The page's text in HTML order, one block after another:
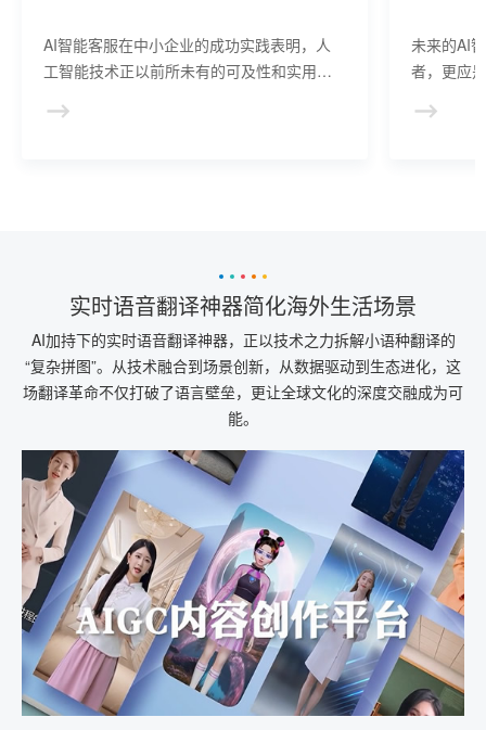
AI智能客服在中小企业的成功实践表明，人
工智能技术正以前所未有的可及性和实用
优势，实现可持续发展。
未来的AI
者，更应
的数字社
实时语音翻译神器简化海外生活场景
AI加持下的实时语音翻译神器，正以技术之力拆解小语种翻译的
“复杂拼图”。从技术融合到场景创新，从数据驱动到生态进化，这
场翻译革命不仅打破了语言壁垒，更让全球文化的深度交融成为可
能。